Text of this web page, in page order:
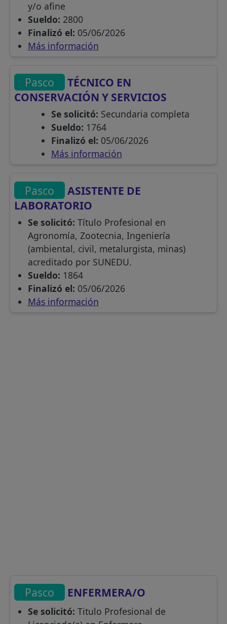
y/o afine
Sueldo: 2800
Finalizó el: 05/06/2026
Más información
Pasco
TÉCNICO EN
CONSERVACIÓN Y SERVICIOS
Se solicitó: Secundaria completa
Sueldo: 1764
Finalizó el: 05/06/2026
Más información
Pasco
ASISTENTE DE
LABORATORIO
Se solicitó: Título Profesional en
Agronomía, Zootecnia, Ingeniería
(ambiental, civil, metalurgista, minas)
acreditado por SUNEDU.
Sueldo: 1864
Finalizó el: 05/06/2026
Más información
Pasco ENFERMERA/O
Se solicitó: Titulo Profesional de